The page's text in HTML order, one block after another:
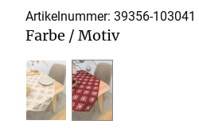
Artikelnummer: 39356-103041
Farbe / Motiv